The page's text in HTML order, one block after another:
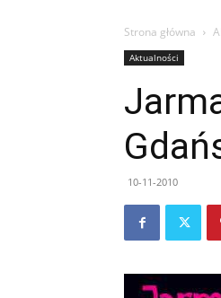
Strona główna
Aktualności
10-11-2010